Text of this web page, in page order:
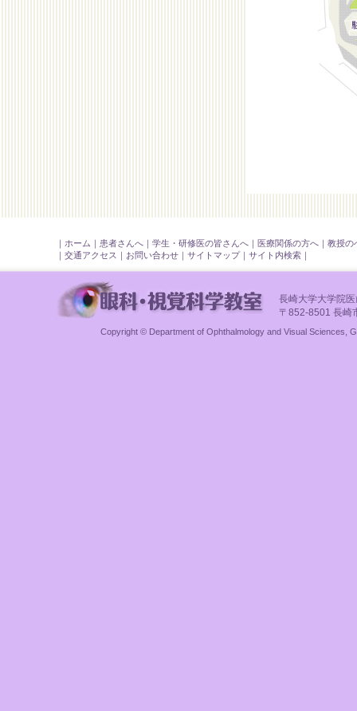
｜ ホーム ｜ 患者さんへ ｜ 学生・研修医の皆さんへ ｜ 医療関係の方へ ｜ 教授の
｜ 交通アクセス ｜ お問い合わせ ｜ サイトマップ｜ サイト内検索 ｜
長崎大学大学院
〒852-8501 長崎
Copyright © Department of Ophthalmology and Visual Sciences,